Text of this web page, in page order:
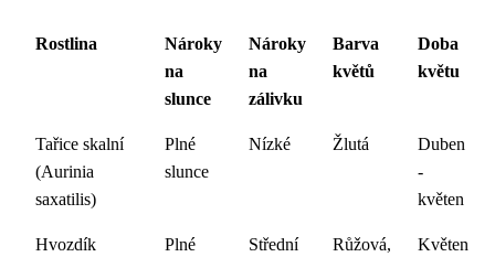
Rostlina
Nároky
na
slunce
Nároky
na
zálivku
Barva
květů
Doba
květu
Tařice skalní
(Aurinia
saxatilis)
Plné
slunce
Nízké Žlutá
Duben
-
květen
Hvozdík
Plné
Střední
Růžová,
Květen